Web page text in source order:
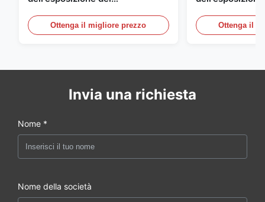
bevande con illuminazione del
LED
Ottenga il migliore prezzo
refrigerato i
esposizione
Ottenga il
Invia una richiesta
Nome *
Nome della società